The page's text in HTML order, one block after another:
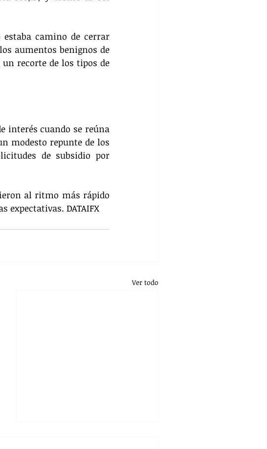
camino de cerrar
aumentos benignos de
recorte de los tipos de
interés cuando se reúna
modesto repunte de los
de subsidio por
al ritmo más rápido
expectativas. DATAIFX
Ver todo